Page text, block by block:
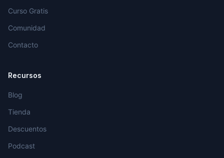
Curso Gratis
Comunidad
Contacto
Recursos
Blog
Tienda
Descuentos
Podcast